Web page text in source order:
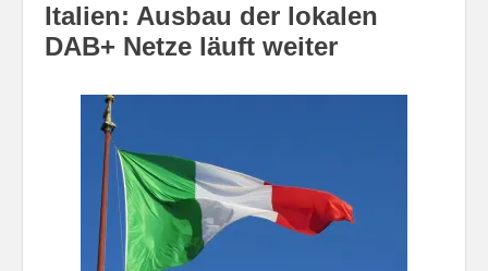
Italien: Ausbau der lokalen
DAB+ Netze läuft weiter